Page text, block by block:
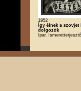
1952
Így élnek a szovjet
dolgozók
Ipar,